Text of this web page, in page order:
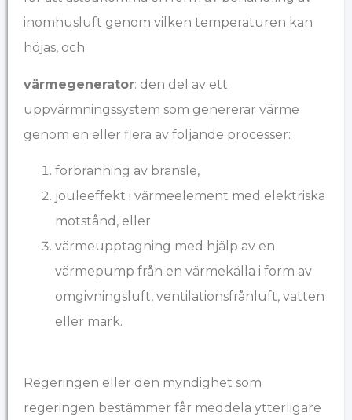
inomhusluft genom vilken temperaturen kan
höjas, och
värmegenerator: den del av ett
uppvärmningssystem som genererar värme
genom en eller flera av följande processer:
förbränning av bränsle,
jouleeffekt i värmeelement med elektriska
motstånd, eller
värmeupptagning med hjälp av en
värmepump från en värmekälla i form av
omgivningsluft, ventilationsfrånluft, vatten
eller mark.
Regeringen eller den myndighet som
regeringen bestämmer får meddela ytterligare